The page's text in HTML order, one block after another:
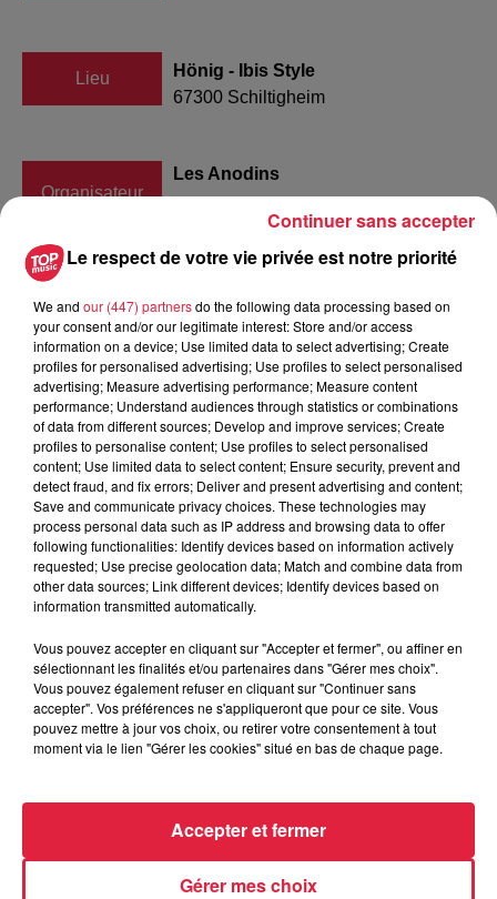
Lieu
Hönig - Ibis Style
67300 Schiltigheim
Organisateur
Les Anodins
https://www.facebook.com/lesanodins/
Tarif Payant
Les Anodins n’ont peur de rien !
Ni des situations les plus improbables, ni des univers les
plus inattendus, ni des contraintes les plus déstabilisantes.
Et ils le prouveront en relevant ensemble les épreuves
imposées par un maître de jeu tyrannique à l’imagination
débridée. Mais tous avec cet objectif ultime : offrir au public
du Hönig un spectacle détonant. Et comme toujours
complètement improvisé.
2, A… nodins !
C'est par ici pour réserver vos places !
Le respect de votre vie privée est notre priorité
We and our (447) partnersdo the following data processing based on
your consent and/or our legitimate interest: Store and/or access
information on a device; Use limited data to select advertising; Create
profiles for personalised advertising; Use profiles to select personalised
advertising; Measure advertising performance; Measure content
performance; Understand audiences through statistics or combinations
of data from different sources; Develop and improve services; Create
profiles to personalise content; Use profiles to select personalised
content; Use limited data to select content; Ensure security, prevent and
detect fraud, and fix errors; Deliver and present advertising and content;
Save and communicate privacy choices. These technologies may
process personal data such as IP address and browsing data to offer
following functionalities: Identify devices based on information actively
requested; Use precise geolocation data; Match and combine data from
other data sources; Link different devices; Identify devices based on
information transmitted automatically.
Vous pouvez accepter en cliquant sur "Accepter et fermer", ou affiner en
sélectionnant les finalités et/ou partenaires dans "Gérer mes choix".
Vous pouvez également refuser en cliquant sur "Continuer sans
accepter". Vos préférences ne s'appliqueront que pour ce site. Vous
pouvez mettre à jour vos choix, ou retirer votre consentement à tout
moment via le lien "Gérer les cookies" situé en bas de chaque page.
Gérer mes choix
Accepter et fermer
Continuer sans accepter